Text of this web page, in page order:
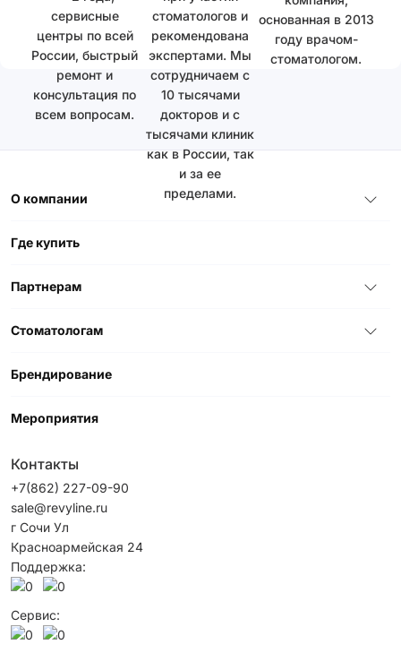
сервисные
центры по всей
России, быстрый
ремонт и
консультация по
всем вопросам.
стоматологов и
рекомендована
экспертами. Мы
сотрудничаем с
10 тысячами
докторов и с
тысячами клиник
как в России, так
и за ее
пределами.
основанная в 2013
году врачом-
стоматологом.
О компании
Где купить
Партнерам
Стоматологам
Брендирование
Мероприятия
Контакты
+7(862) 227-09-90
sale@revyline.ru
г Сочи Ул
Красноармейская 24
Поддержка:
Сервис: